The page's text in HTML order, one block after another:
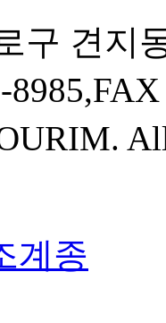
구 견지
8985
.
계종